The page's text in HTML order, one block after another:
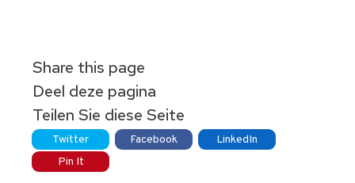
Share this page
Deel deze pagina
Teilen Sie diese Seite
Twitter Facebook
LinkedIn
Pin It